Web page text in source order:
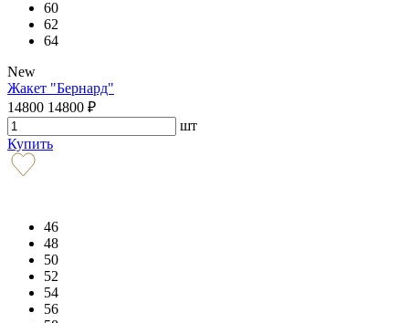
60
62
64
New
Жакет "Бернард"
14800 14800 ₽
шт
Купить
46
48
50
52
54
56